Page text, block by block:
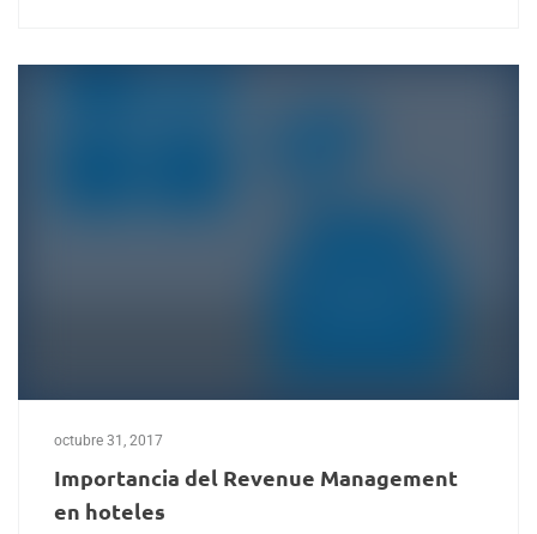
octubre 31, 2017
Importancia del Revenue Management
en hoteles